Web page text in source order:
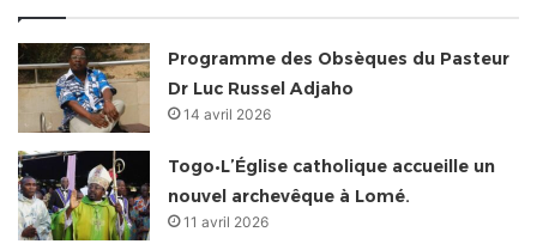
Programme des Obsèques du Pasteur
Dr Luc Russel Adjaho
14 avril 2026
Togo•L’Église catholique accueille un
nouvel archevêque à Lomé.
11 avril 2026